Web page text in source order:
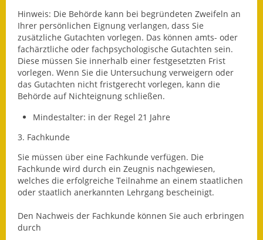
Feuerwehr
Freizeit- & Sportstätten
Gesundheit & Soziales
Kirchen
Termine &
Vereine
Wirtschaft
Baumaßnahmen
Hinweis: Die Behörde kann bei begründeten Zweifeln an
Ihrer persönlichen Eignung verlangen, dass Sie
zusätzliche Gutachten vorlegen. Das können amts- oder
fachärztliche oder fachpsychologische Gutachten sein.
Diese müssen Sie innerhalb einer festgesetzten Frist
vorlegen. Wenn Sie die Untersuchung verweigern oder
das Gutachten nicht fristgerecht vorlegen, kann die
Behörde auf Nichteignung schließen.
Mindestalter: in der Regel 21 Jahre
3. Fachkunde
Sie müssen über eine Fachkunde verfügen. Die
Fachkunde wird durch ein Zeugnis nachgewiesen,
welches die erfolgreiche Teilnahme an einem staatlichen
oder staatlich anerkannten Lehrgang bescheinigt.
Den Nachweis der Fachkunde können Sie auch erbringen
durch